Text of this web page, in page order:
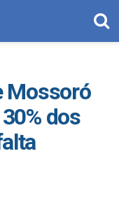
Mossoró
dos